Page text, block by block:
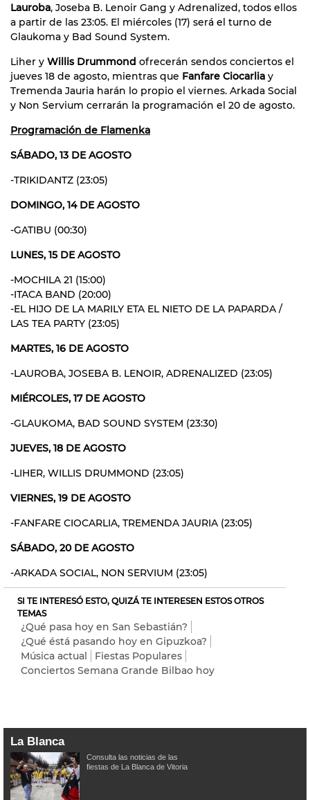
Lauroba, Joseba B. Lenoir Gang y Adrenalized, todos ellos
a partir de las 23:05. El miércoles (17) será el turno de
Glaukoma y Bad Sound System.
Liher y Willis Drummond ofrecerán sendos conciertos el
jueves 18 de agosto, mientras que Fanfare Ciocarlia y
Tremenda Jauria harán lo propio el viernes. Arkada Social
y Non Servium cerrarán la programación el 20 de agosto.
Programación de Flamenka
SÁBADO, 13 DE AGOSTO
-TRIKIDANTZ (23:05)
DOMINGO, 14 DE AGOSTO
-GATIBU (00:30)
LUNES, 15 DE AGOSTO
-MOCHILA 21 (15:00)
-ITACA BAND (20:00)
-EL HIJO DE LA MARILY ETA EL NIETO DE LA PAPARDA /
LAS TEA PARTY (23:05)
MARTES, 16 DE AGOSTO
-LAUROBA, JOSEBA B. LENOIR, ADRENALIZED (23:05)
MIÉRCOLES, 17 DE AGOSTO
-GLAUKOMA, BAD SOUND SYSTEM (23:30)
JUEVES, 18 DE AGOSTO
-LIHER, WILLIS DRUMMOND (23:05)
VIERNES, 19 DE AGOSTO
-FANFARE CIOCARLIA, TREMENDA JAURIA (23:05)
SÁBADO, 20 DE AGOSTO
-ARKADA SOCIAL, NON SERVIUM (23:05)
SI TE INTERESÓ ESTO, QUIZÁ TE INTERESEN ESTOS OTROS
TEMAS
¿Qué pasa hoy en San Sebastián?
¿Qué éstá pasando hoy en Gipuzkoa?
Música actual
Fiestas Populares
Conciertos Semana Grande Bilbao hoy
La Blanca
Consulta las noticias de las
fiestas de La Blanca de Vitoria